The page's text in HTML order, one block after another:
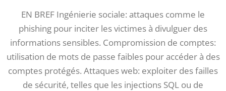
EN BREF Ingénierie sociale: attaques comme le
phishing pour inciter les victimes à divulguer des
informations sensibles. Compromission de comptes:
utilisation de mots de passe faibles pour accéder à des
comptes protégés. Attaques web: exploiter des failles
de sécurité, telles que les injections SQL ou de